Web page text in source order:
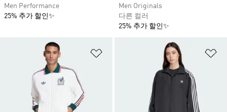
Men Performance
25% 추가 할인✨
Men Originals
다른 컬러
25% 추가 할인✨